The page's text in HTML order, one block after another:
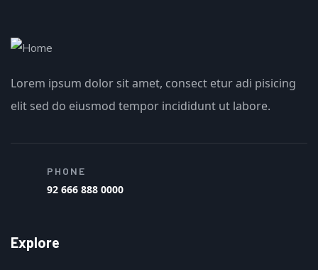
Lorem ipsum dolor sit amet, consect etur adi pisicing
elit sed do eiusmod tempor incididunt ut labore.
PHONE
92 666 888 0000
Explore